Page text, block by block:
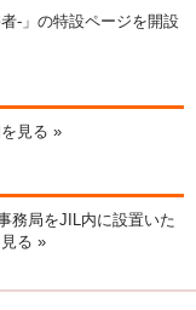
-」の特設ページを開設
見る »
務局をJIL内に設置いた
る »